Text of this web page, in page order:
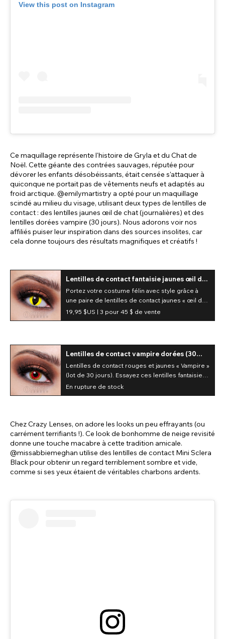
View this post on Instagram
Ce maquillage représente l'histoire de Gryla et du Chat de
Noël. Cette géante des contrées sauvages, réputée pour
dévorer les enfants désobéissants, était censée s'attaquer à
quiconque ne portait pas de vêtements neufs et adaptés au
froid arctique. @emilymartistry a opté pour un maquillage
scindé au milieu du visage, utilisant deux types de lentilles de
contact : des lentilles jaunes œil de chat (journalières) et des
lentilles dorées vampire (30 jours). Nous adorons voir nos
affiliés puiser leur inspiration dans des sources insolites, car
cela donne toujours des résultats magnifiques et créatifs !
Lentilles de contact fantaisie jaunes œil de
chat (usage quotidien)
Portez votre costume félin avec style grâce à
une paire de lentilles de contact jaunes « œil de
chat ». Ces lentilles jaune vif présentent une
19,95 $US | 3 pour 45 $ de vente
Lentilles de contact vampire dorées (30
jours)
Lentilles de contact rouges et jaunes « Vampire »
(lot de 30 jours). Essayez ces lentilles fantaisie
et sublimez votre look dès aujourd'hui !
En rupture de stock
Chez Crazy Lenses, on adore les looks un peu effrayants (ou
carrément terrifiants !). Ce look de bonhomme de neige revisité
donne une touche macabre à cette tradition amicale.
@missabbiemeghan utilise des lentilles de contact Mini Sclera
Black pour obtenir un regard terriblement sombre et vide,
comme si ses yeux étaient de véritables charbons ardents.